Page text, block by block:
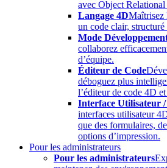
avec Object Relational
Langage 4DMaîtrisez
un code clair, structuré
Mode
collaborez
d’équipe.
Éditeur de Code
déboguez plus
l’éditeur de code 4D
Interface Utilisateur
interfaces utilisateur
que des formulaires,
options d’impression.
Pour les administrateurs
Pour les administrateurs